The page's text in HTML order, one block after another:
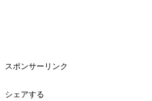
スポンサーリンク
シェアする